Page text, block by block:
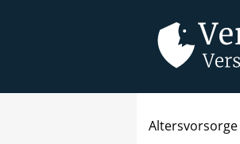
Altersvorsorge